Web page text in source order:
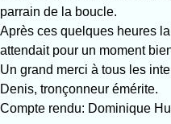
parrain de la boucle.
Après ces quelques heures
attendait pour un moment
Un grand merci à tous les
Denis, tronçonneur émérite.
Compte rendu: Dominique